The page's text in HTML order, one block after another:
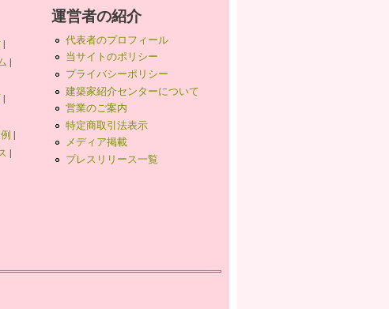
|
|
|
|
|
運営者の紹介
代表者のプロフィール
当サイトのポリシー
プライバシーポリシー
建築家紹介センターについて
営業のご案内
特定商取引法表示
メディア掲載
プレスリリース一覧